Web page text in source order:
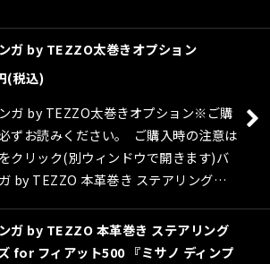
ガ by TEZZO太巻きオプション
(税込)
ガ by TEZZO太巻きオプション※ご購
ずお読みください。 ご購入時の注意は
クリック(別ウィンドウで開きます)バ
by TEZZO 本革巻き ステアリング…
ガ by TEZZO 本革巻き ステアリング
for フィアット500 『ミサノ ディンプ